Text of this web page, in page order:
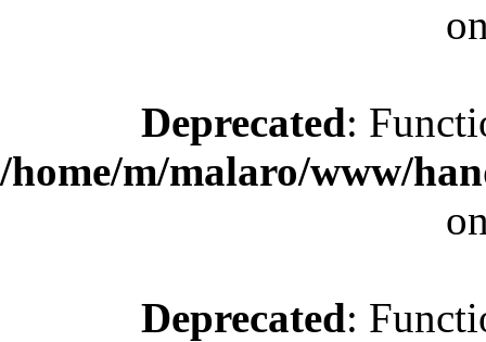
Deprecated:
/home/m/malaro/www/
Deprecated: